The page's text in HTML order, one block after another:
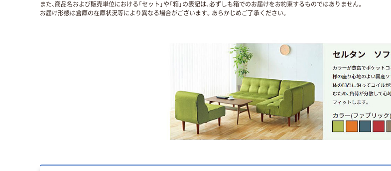
また、商品名および販売単位における「セット」や「箱」の表記は、必ずしも箱でのお届けをお約束するものではありません。
お届け形態は倉庫の在庫状況等により異なる場合がございます。あらかじめご了承ください。